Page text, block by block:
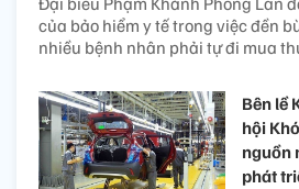
của bảo hiểm y tế trong việc đền
nhiều bệnh nhân phải tự đi mua
Bên lề
hội
nguồn
phát